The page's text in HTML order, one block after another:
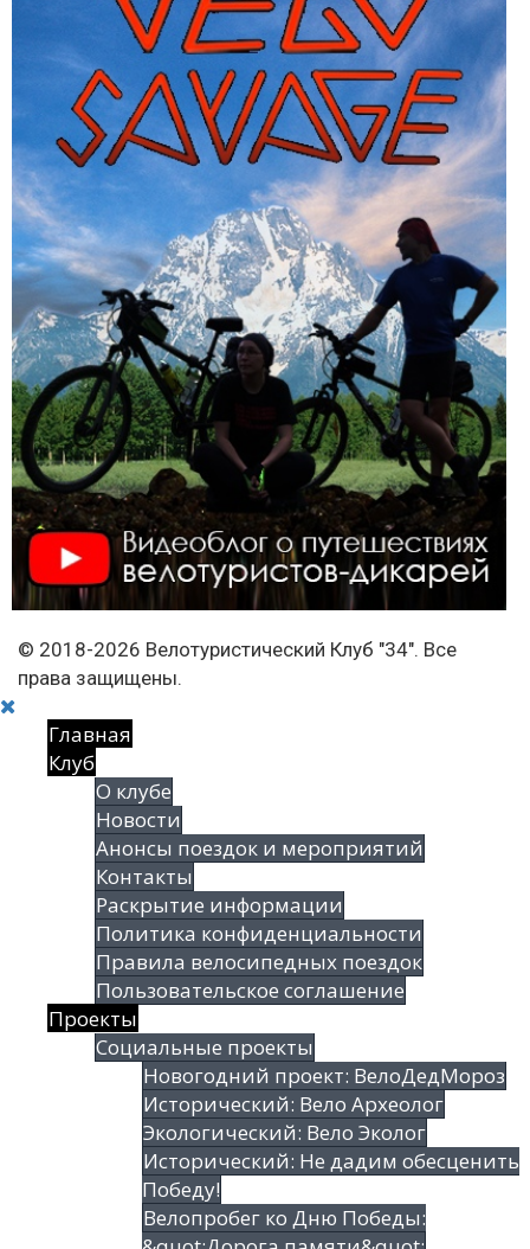
© 2018-2026 Велотуристический Клуб "34". Все
права защищены.
Главная
Клуб
О клубе
Новости
Анонсы поездок и мероприятий
Контакты
Раскрытие информации
Политика конфиденциальности
Правила велосипедных поездок
Пользовательское соглашение
Проекты
Социальные проекты
Новогодний проект: ВелоДедМороз
Исторический: Вело Археолог
Экологический: Вело Эколог
Исторический: Не дадим обесценить
Победу!
Велопробег ко Дню Победы: